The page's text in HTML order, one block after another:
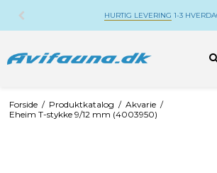
HURTIG LEVERING 1-3
Forside / Produktkatalog / Akvarie /
Eheim T-stykke 9/12 mm (4003950)